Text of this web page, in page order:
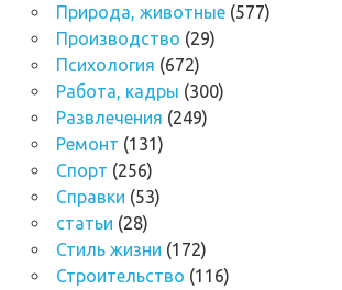
Природа, животные(577)
Производство (29)
Психология (672)
Работа, кадры (300)
Развлечения (249)
Ремонт (131)
Спорт (256)
Справки (53)
статьи (28)
Стиль жизни (172)
Строительство (116)